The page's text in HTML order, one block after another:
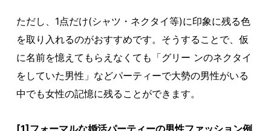
ただし、1点だけ(シャツ・ネクタイ等)に印象に残る色
を取り入れるのがおすすめです。そうすることで、仮
に名前を憶えてもらえなくても「グリー ンのネクタイ
をしていた男性」などパーティーで大勢の男性がいる
中でも女性の記憶に残ることができます。